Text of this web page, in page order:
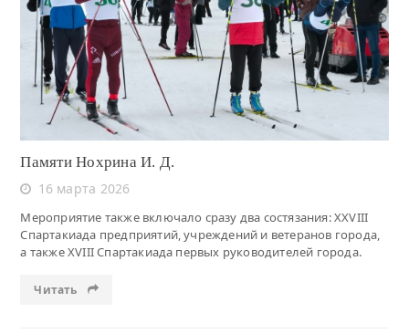
Читать
Памяти Нохрина И. Д.
16 марта 2026
Мероприятие также включало сразу два состязания: XXVIII
Спартакиада предприятий, учреждений и ветеранов города,
а также XVIII Спартакиада первых руководителей города.
Читать